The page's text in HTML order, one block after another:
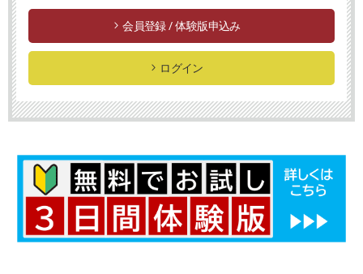
会員登録 / 体験版申込み
ログイン